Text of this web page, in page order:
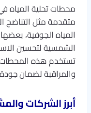
محطات تحلية المياه
متقدمة مثل التناضح
المياه الجوفية،
الشمسية لتحسين
تستخدم هذه المحطات
والمراقبة لضمان
أبرز الشركات